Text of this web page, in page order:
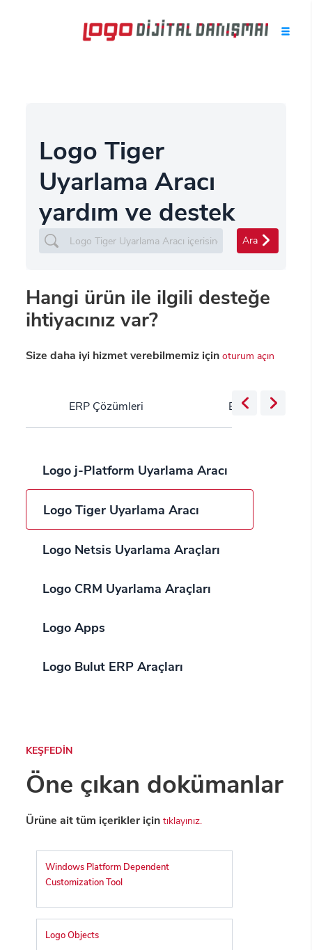
Logo Tiger
Uyarlama Aracı
yardım ve destek
Ara
Hangi ürün ile ilgili desteğe
ihtiyacınız var?
Size daha iyi hizmet verebilmemiz içinoturum açın
ERP Çözümleri Bulut Servisleri
Logo j-Platform Uyarlama Aracı
Logo Tiger Uyarlama Aracı
Logo Netsis Uyarlama Araçları
Logo CRM Uyarlama Araçları
Logo Apps
Logo Bulut ERP Araçları
KEŞFEDİN
Öne çıkan dokümanlar
Ürüne ait tüm içerikler içintıklayınız.
Windows Platform Dependent
Customization Tool
Logo Objects